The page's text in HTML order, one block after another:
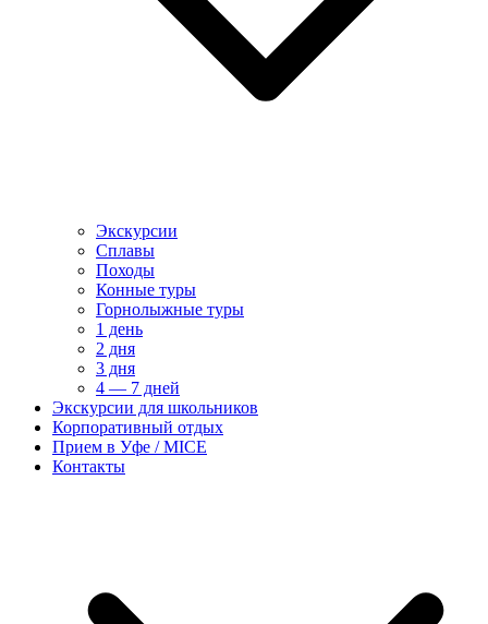
Экскурсии
Сплавы
Походы
Конные туры
Горнолыжные туры
1 день
2 дня
3 дня
4 — 7 дней
Экскурсии для школьников
Корпоративный отдых
Прием в Уфе / MICE
Контакты